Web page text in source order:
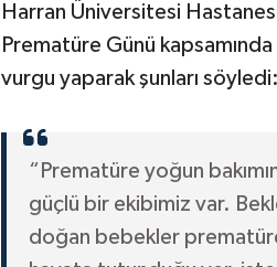
Harran Üniversitesi
Prematüre Günü kapsamında
vurgu yaparak şunları söyledi:
“Prematüre yoğun
güçlü bir ekibimiz var.
doğan bebekler